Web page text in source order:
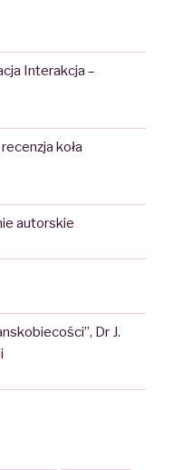
Interakcja –
koła
autorskie
Dr J.